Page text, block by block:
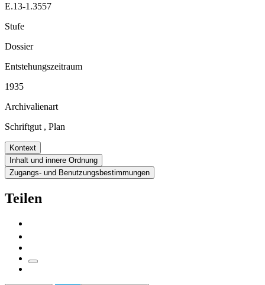
E.13-1.3557
Stufe
Dossier
Entstehungszeitraum
1935
Archivalienart
Schriftgut , Plan
Kontext
Inhalt und innere Ordnung
Zugangs- und Benutzungsbestimmungen
Teilen